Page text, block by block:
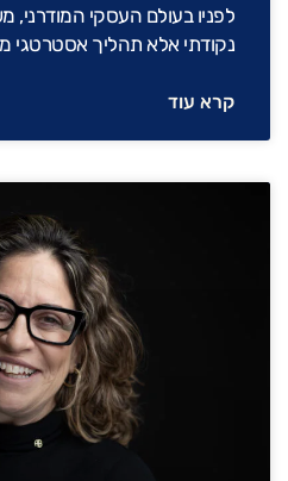
לפניו בעולם העסקי המודרני,
נקודתי אלא תהליך
קרא עוד